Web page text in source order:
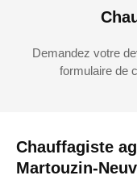
Chauffagiste
Martouzin-
Demandez votre
formulaire de